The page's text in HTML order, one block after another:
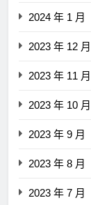
2024 年 1 月
2023 年 12 月
2023 年 11 月
2023 年 10 月
2023 年 9 月
2023 年 8 月
2023 年 7 月